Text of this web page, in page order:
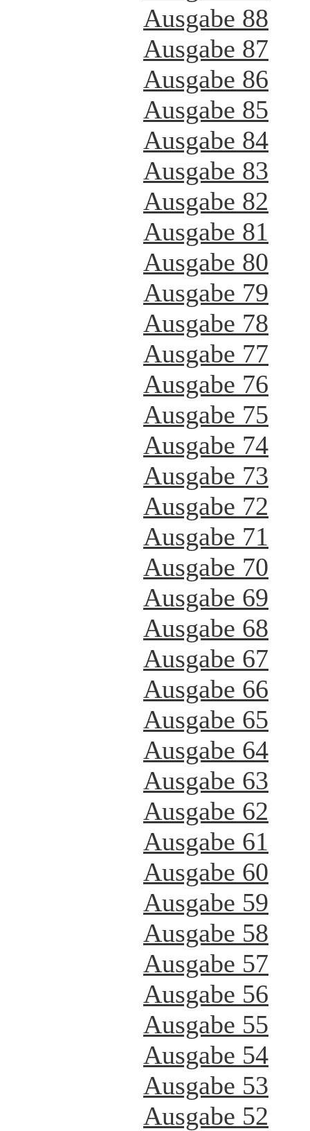
Ausgabe 88
Ausgabe 87
Ausgabe 86
Ausgabe 85
Ausgabe 84
Ausgabe 83
Ausgabe 82
Ausgabe 81
Ausgabe 80
Ausgabe 79
Ausgabe 78
Ausgabe 77
Ausgabe 76
Ausgabe 75
Ausgabe 74
Ausgabe 73
Ausgabe 72
Ausgabe 71
Ausgabe 70
Ausgabe 69
Ausgabe 68
Ausgabe 67
Ausgabe 66
Ausgabe 65
Ausgabe 64
Ausgabe 63
Ausgabe 62
Ausgabe 61
Ausgabe 60
Ausgabe 59
Ausgabe 58
Ausgabe 57
Ausgabe 56
Ausgabe 55
Ausgabe 54
Ausgabe 53
Ausgabe 52